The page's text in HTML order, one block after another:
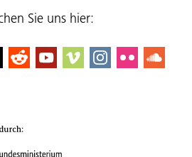
Sie uns hier: